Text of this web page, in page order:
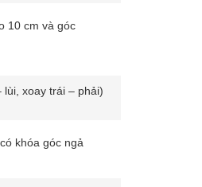
10 cm và góc
lùi, xoay trái – phải)
khóa góc ngả